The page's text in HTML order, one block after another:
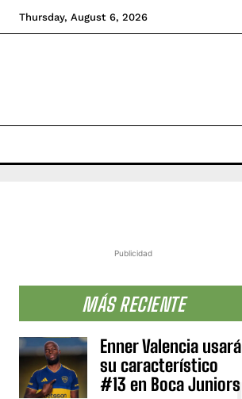
Thursday, August 6, 2026
Publicidad
MÁS RECIENTE
Enner Valencia usará
su característico
#13 en Boca Juniors